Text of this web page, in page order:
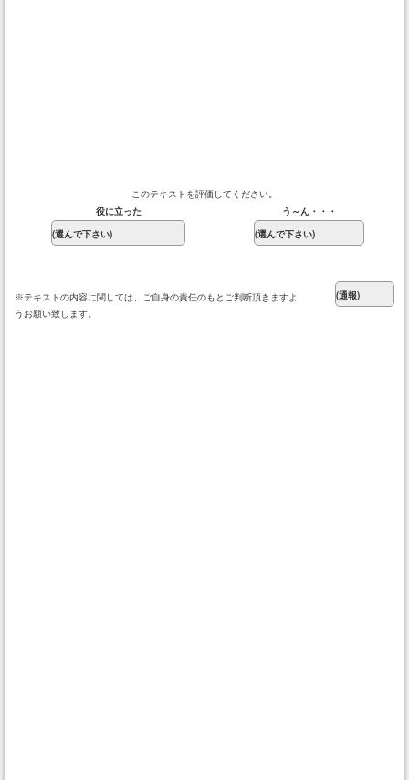
このテキストを評価してください。
役に立った
う～ん・・・
※テキストの内容に関しては、ご自身の責任のもとご判断頂きますよ
うお願い致します。